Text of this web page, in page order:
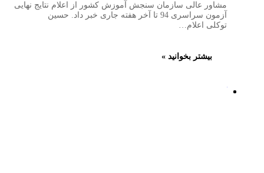
مشاور عالی سازمان سنجش آموزش کشور از اعلام نتایج نهایی
آزمون سراسری 94 تا آخر هفته جاری خبر داد. حسین
توکلی اعلام…
بیشتر بخوانید »
دسامبر
2025
ایران
و
نوامبر